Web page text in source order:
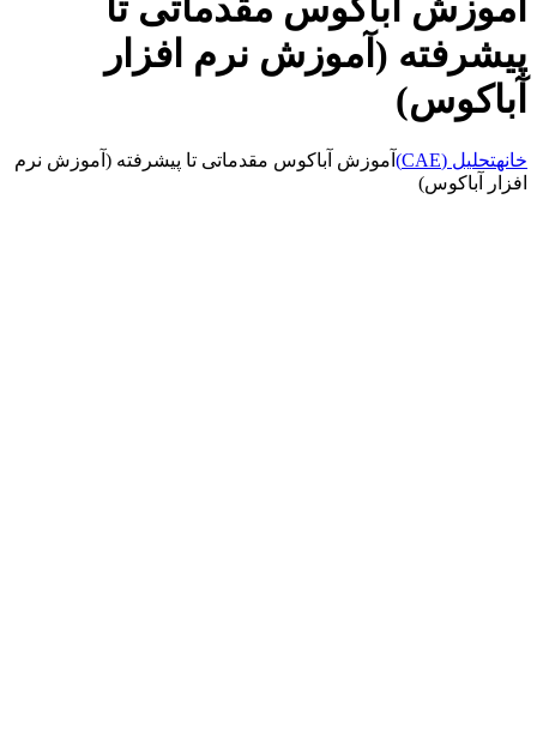
آموزش آباکوس مقدماتی تا
پیشرفته (آموزش نرم افزار
آباکوس)
خانهتحلیل (CAE)
آموزش آباکوس مقدماتی تا پیشرفته (آموزش نرم
افزار آباکوس)